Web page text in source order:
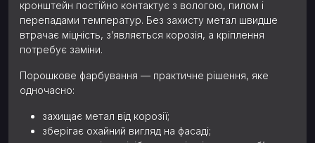
кронштейн постійно контактує з вологою, пилом і
перепадами температур. Без захисту метал швидше
втрачає міцність, з’являється корозія, а кріплення
потребує заміни.
Порошкове фарбування — практичне рішення, яке
одночасно:
захищає метал від корозії;
зберігає охайний вигляд на фасаді;